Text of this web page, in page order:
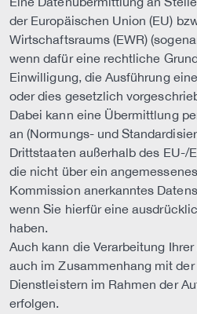
der Europäischen Union (EU)
Wirtschaftsraums (EWR)
wenn dafür eine rechtliche
Einwilligung, die Ausführung
oder dies gesetzlich
Dabei kann eine Übermittlung
an (Normungs- und
Drittstaaten außerhalb des EU-/
die nicht über ein
Kommission anerkanntes
wenn Sie hierfür eine
haben.
Auch kann die Verarbeitung
auch im Zusammenhang mit
Dienstleistern im Rahmen der
erfolgen.